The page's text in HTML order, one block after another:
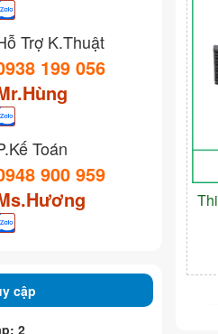
Trợ K.Thuật
199 056
Toán
900 959
cập
2